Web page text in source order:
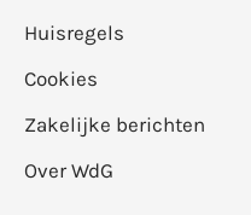
Huisregels
Cookies
Zakelijke berichten
Over WdG